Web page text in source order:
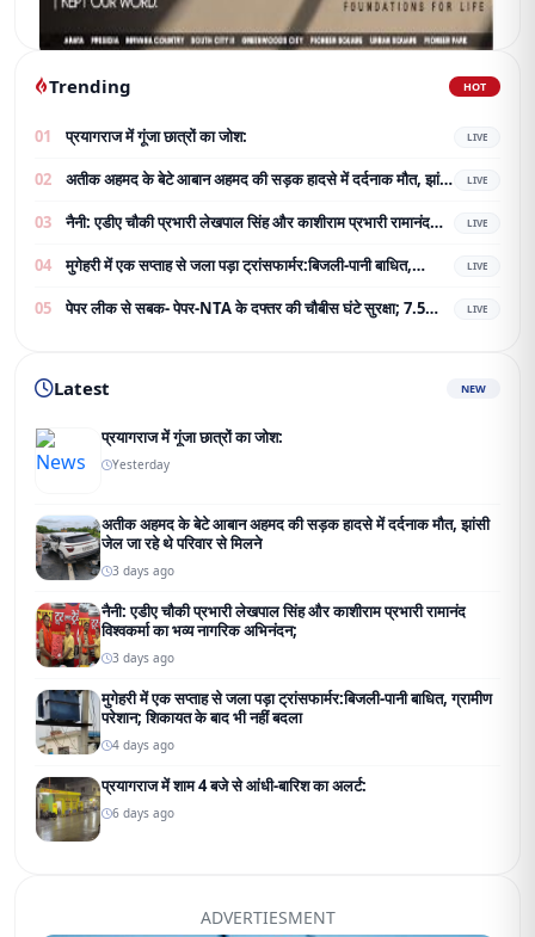
Trending HOT
01 प्रयागराज में गूंजा छात्रों का जोश: LIVE
02
अतीक अहमद के बेटे आबान अहमद की सड़क हादसे में दर्दनाक मौत, झांसी
LIVE
03
नैनी: एडीए चौकी प्रभारी लेखपाल सिंह और काशीराम प्रभारी रामानंद
LIVE
04
मुगेहरी में एक सप्ताह से जला पड़ा ट्रांसफार्मर:बिजली-पानी बाधित,
LIVE
05
पेपर लीक से सबक- पेपर-NTA के दफ्तर की चौबीस घंटे सुरक्षा; 7.5
LIVE
Latest NEW
प्रयागराज में गूंजा छात्रों का जोश:
Yesterday
अतीक अहमद के बेटे आबान अहमद की सड़क हादसे में दर्दनाक मौत, झांसी
जेल जा रहे थे परिवार से मिलने
3 days ago
नैनी: एडीए चौकी प्रभारी लेखपाल सिंह और काशीराम प्रभारी रामानंद
विश्वकर्मा का भव्य नागरिक अभिनंदन;
3 days ago
मुगेहरी में एक सप्ताह से जला पड़ा ट्रांसफार्मर:बिजली-पानी बाधित, ग्रामीण
परेशान; शिकायत के बाद भी नहीं बदला
4 days ago
प्रयागराज में शाम 4 बजे से आंधी-बारिश का अलर्ट:
6 days ago
ADVERTIESMENT